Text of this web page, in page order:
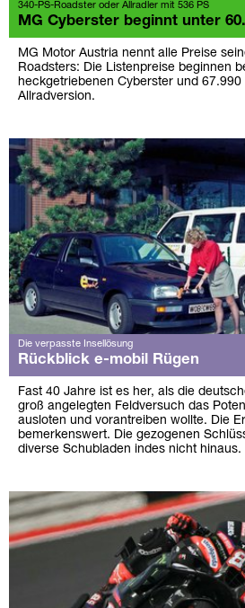
340-PS-Roadster oder Allradler mit 536 PS
MG Cyberster beginnt unter
MG Motor Austria nennt alle Preise
Roadsters: Die Listenpreise beginnen
heckgetriebenen Cyberster und 67.990
Allradversion.
Die verpasste Insellösung
Rückblick e-mobil Rügen
Fast 40 Jahre ist es her, als die
groß angelegten Feldversuch das
ausloten und vorantreiben wollte. Die
bemerkenswert. Die gezogenen
diverse Schubladen indes nicht hinaus.